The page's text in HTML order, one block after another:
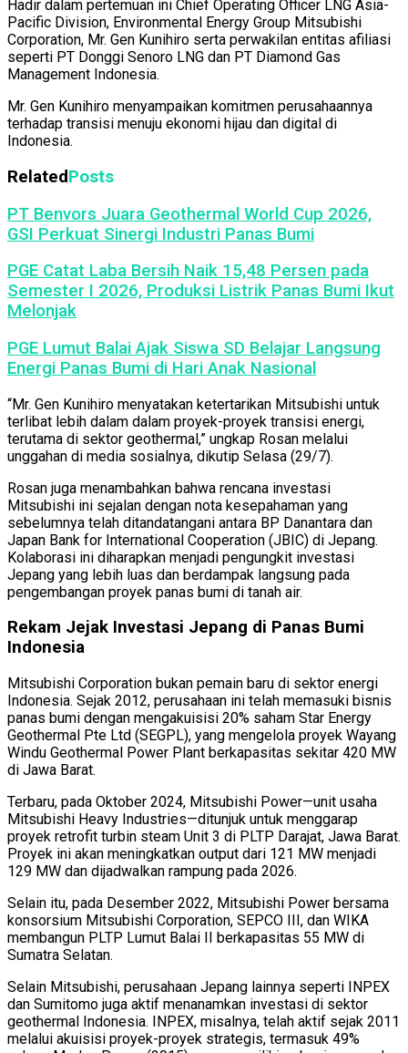
Hadir dalam pertemuan ini Chief Operating Officer LNG Asia-
Pacific Division, Environmental Energy Group Mitsubishi
Corporation, Mr. Gen Kunihiro serta perwakilan entitas afiliasi
seperti PT Donggi Senoro LNG dan PT Diamond Gas
Management Indonesia.
Mr. Gen Kunihiro menyampaikan komitmen perusahaannya
terhadap transisi menuju ekonomi hijau dan digital di
Indonesia.
RelatedPosts
PT Benvors Juara Geothermal World Cup 2026,
GSI Perkuat Sinergi Industri Panas Bumi
PGE Catat Laba Bersih Naik 15,48 Persen pada
Semester I 2026, Produksi Listrik Panas Bumi Ikut
Melonjak
PGE Lumut Balai Ajak Siswa SD Belajar Langsung
Energi Panas Bumi di Hari Anak Nasional
“Mr. Gen Kunihiro menyatakan ketertarikan Mitsubishi untuk
terlibat lebih dalam dalam proyek-proyek transisi energi,
terutama di sektor geothermal,” ungkap Rosan melalui
unggahan di media sosialnya, dikutip Selasa (29/7).
Rosan juga menambahkan bahwa rencana investasi
Mitsubishi ini sejalan dengan nota kesepahaman yang
sebelumnya telah ditandatangani antara BP Danantara dan
Japan Bank for International Cooperation (JBIC) di Jepang.
Kolaborasi ini diharapkan menjadi pengungkit investasi
Jepang yang lebih luas dan berdampak langsung pada
pengembangan proyek panas bumi di tanah air.
Rekam Jejak Investasi Jepang di Panas Bumi
Indonesia
Mitsubishi Corporation bukan pemain baru di sektor energi
Indonesia. Sejak 2012, perusahaan ini telah memasuki bisnis
panas bumi dengan mengakuisisi 20% saham Star Energy
Geothermal Pte Ltd (SEGPL), yang mengelola proyek Wayang
Windu Geothermal Power Plant berkapasitas sekitar 420 MW
di Jawa Barat.
Terbaru, pada Oktober 2024, Mitsubishi Power—unit usaha
Mitsubishi Heavy Industries—ditunjuk untuk menggarap
proyek retrofit turbin steam Unit 3 di PLTP Darajat, Jawa Barat.
Proyek ini akan meningkatkan output dari 121 MW menjadi
129 MW dan dijadwalkan rampung pada 2026.
Selain itu, pada Desember 2022, Mitsubishi Power bersama
konsorsium Mitsubishi Corporation, SEPCO III, dan WIKA
membangun PLTP Lumut Balai II berkapasitas 55 MW di
Sumatra Selatan.
Selain Mitsubishi, perusahaan Jepang lainnya seperti INPEX
dan Sumitomo juga aktif menanamkan investasi di sektor
geothermal Indonesia. INPEX, misalnya, telah aktif sejak 2011
melalui akuisisi proyek-proyek strategis, termasuk 49%